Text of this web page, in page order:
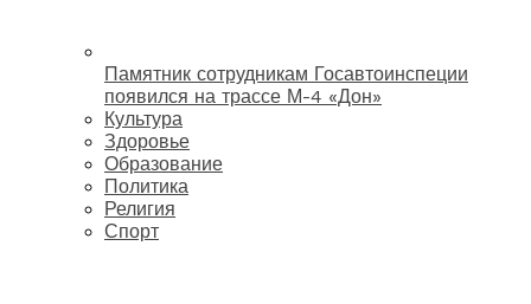
Памятник сотрудникам Госавтоинспеции
появился на трассе М-4 «Дон»
Культура
Здоровье
Образование
Политика
Религия
Спорт